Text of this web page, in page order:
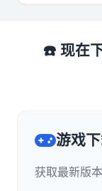
☎️ 现在
游戏
获取最新版